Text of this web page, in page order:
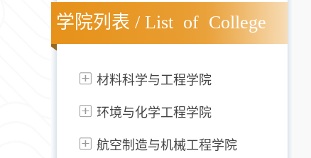
学院列表 / List of College
材料科学与工程学院
环境与化学工程学院
航空制造与机械工程学院